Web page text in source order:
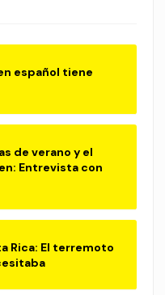
español tiene
de verano y el
Entrevista con
Rica: El terremoto